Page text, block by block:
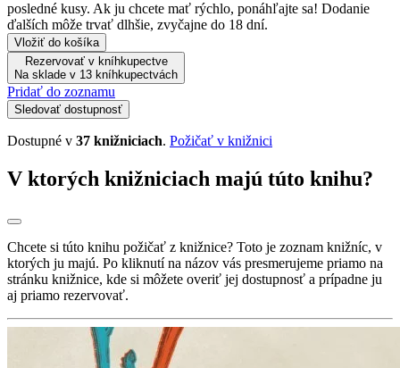
posledné kusy. Ak ju chcete mať rýchlo, ponáhľajte sa! Dodanie
ďalších môže trvať dlhšie, zvyčajne do 18 dní.
Vložiť do košíka
Rezervovať v kníhkupectve
Na sklade v 13 kníhkupectvách
Pridať do zoznamu
Sledovať dostupnosť
Dostupné v 37 knižniciach. Požičať v knižnici
V ktorých knižniciach majú túto knihu?
Chcete si túto knihu požičať z knižnice? Toto je zoznam knižníc, v
ktorých ju majú. Po kliknutí na názov vás presmerujeme priamo na
stránku knižnice, kde si môžete overiť jej dostupnosť a prípadne ju
aj priamo rezervovať.